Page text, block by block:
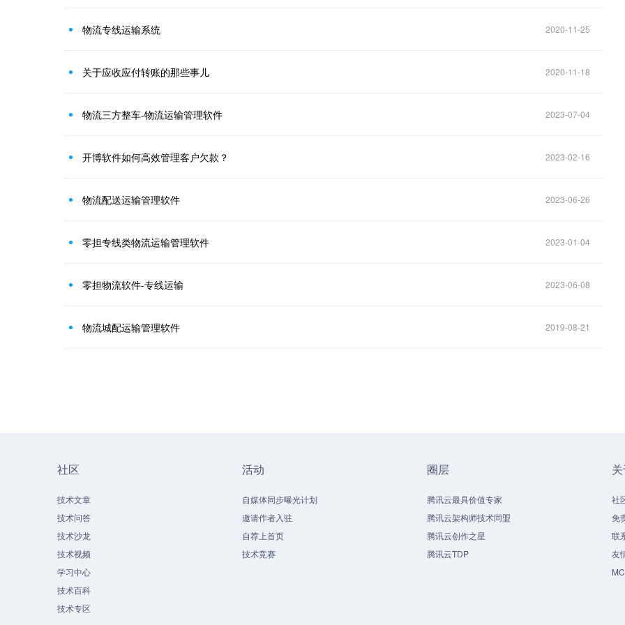
物流专线运输系统 2020-11-25
关于应收应付转账的那些事儿 2020-11-18
物流三方整车-物流运输管理软件 2023-07-04
开博软件如何高效管理客户欠款？ 2023-02-16
物流配送运输管理软件 2023-06-26
零担专线类物流运输管理软件 2023-01-04
零担物流软件-专线运输 2023-06-08
物流城配运输管理软件 2019-08-21
社区
技术文章
技术问答
技术沙龙
技术视频
学习中心
技术百科
技术专区
活动
自媒体同步曝光计划
邀请作者入驻
自荐上首页
技术竞赛
圈层
腾讯云最具价值专家
腾讯云架构师技术同盟
腾讯云创作之星
腾讯云TDP
社
免
联
友